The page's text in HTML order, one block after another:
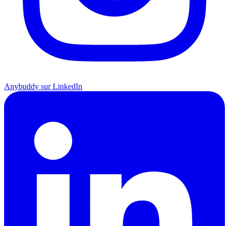
Anybuddy sur LinkedIn